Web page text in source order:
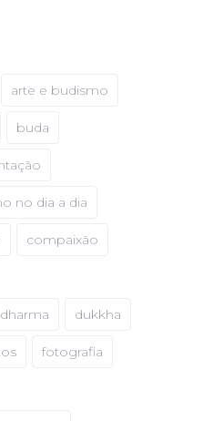
arte e budismo
buda
no dia a dia
compaixão
dharma dukkha
fotografia